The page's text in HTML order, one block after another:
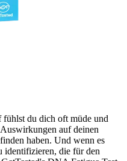
fühlst du dich oft müde und
auf deinen
haben. Und wenn es
identifizieren, die für den